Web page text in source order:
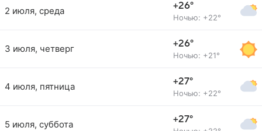
2 июля, среда +26°
Ночью: +22°
3 июля, четверг +26°
Ночью: +21°
4 июля, пятница +27°
Ночью: +22°
5 июля, суббота +27°